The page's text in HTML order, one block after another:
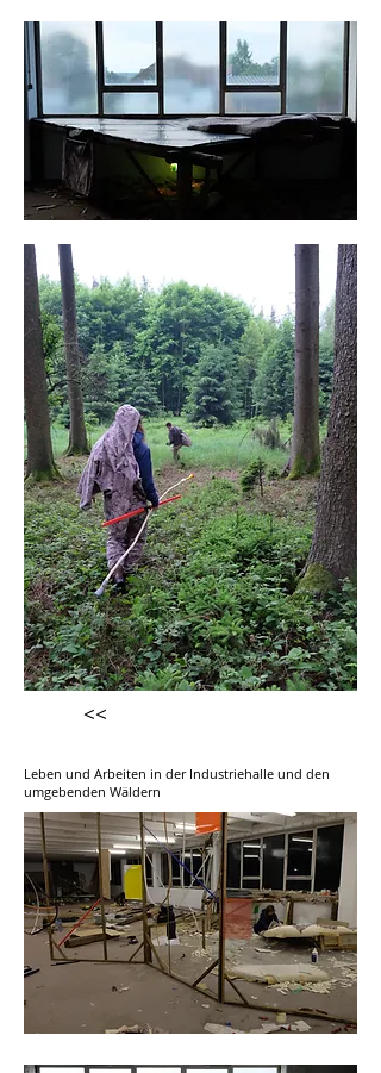
<<
Leben und Arbeiten in der Industriehalle und den
umgebenden Wäldern